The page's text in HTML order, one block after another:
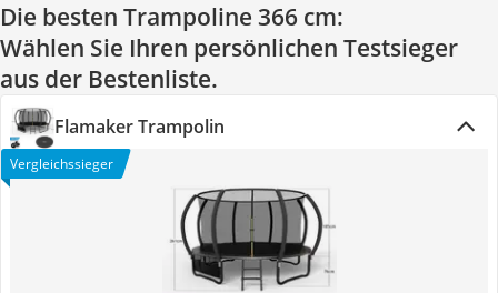
Die besten Trampoline 366 cm:
Wählen Sie Ihren persönlichen Testsieger
aus der Bestenliste.
Flamaker Trampolin
Vergleichssieger